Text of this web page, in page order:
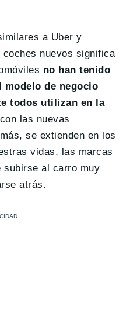
a Uber y
coches nuevos significa
no han tenido
modelo de negocio
todos utilizan en la
las nuevas
se extienden en los
vidas, las marcas
subirse al carro muy
atrás.